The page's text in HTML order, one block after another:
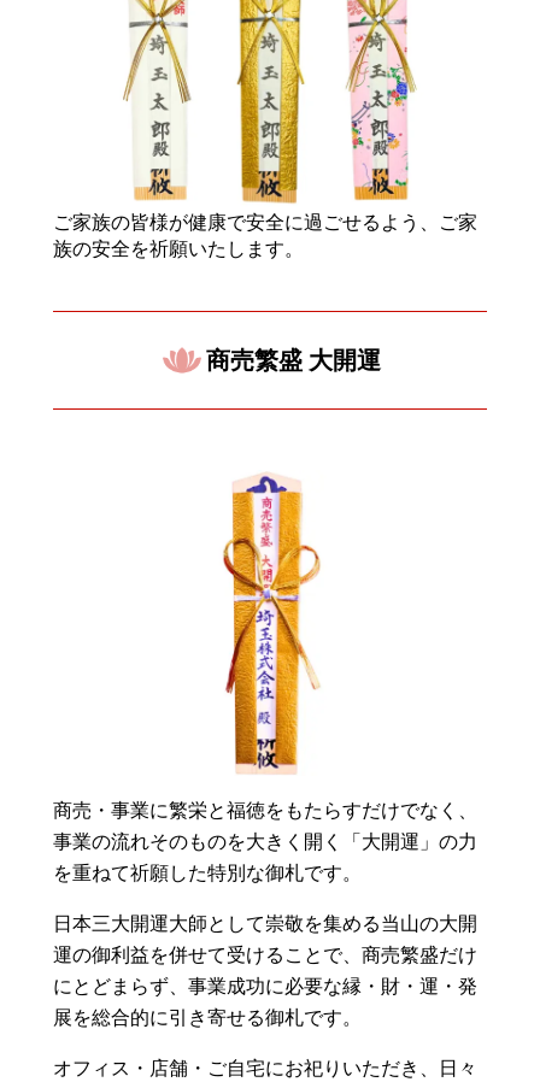
ご家族の皆様が健康で安全に過ごせるよう、ご家
族の安全を祈願いたします。
商売繁盛 大開運
商売・事業に繁栄と福徳をもたらすだけでなく、
事業の流れそのものを大きく開く「大開運」の力
を重ねて祈願した特別な御札です。
日本三大開運大師として崇敬を集める当山の大開
運の御利益を併せて受けることで、商売繁盛だけ
にとどまらず、事業成功に必要な縁・財・運・発
展を総合的に引き寄せる御札です。
オフィス・店舗・ご自宅にお祀りいただき、日々